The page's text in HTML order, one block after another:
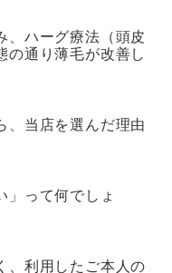
、ハーグ療法（頭皮
の通り薄毛が改善し
、当店を選んだ理由
」って何でしょ
、利用したご本人の